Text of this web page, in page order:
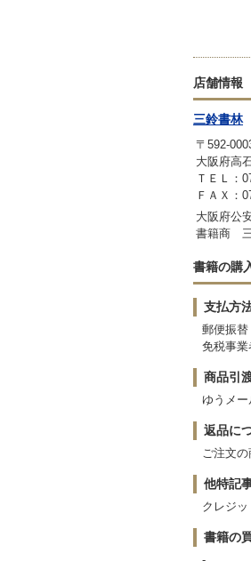
店舗情報
三鈴書林
〒592-
大阪府高
ＴＥＬ：
ＦＡＸ：
大阪府公
書籍商
書籍の購
支払方
郵便振
免税事業
商品引
ゆうメ
返品に
ご注文
他特記
クレジ
書籍の